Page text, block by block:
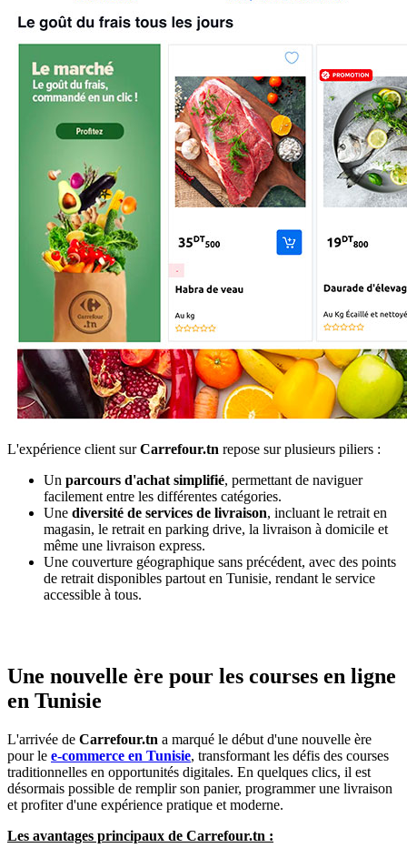
L'expérience client surCarrefour.tn repose sur plusieurs piliers :
Un parcours d'achat simplifié, permettant de naviguer
facilement entre les différentes catégories.
Une diversité de services de livraison, incluant le retrait en
magasin, le retrait en parking drive, la livraison à domicile et
même une livraison express.
Une couverture géographique sans précédent, avec des points
de retrait disponibles partout en Tunisie, rendant le service
accessible à tous.
Une nouvelle ère pour les courses en ligne
en Tunisie
L'arrivée de Carrefour.tn a marqué le début d'une nouvelle ère
pour le e-commerce en Tunisie, transformant les défis des courses
traditionnelles en opportunités digitales. En quelques clics, il est
désormais possible de remplir son panier, programmer une livraison
et profiter d'une expérience pratique et moderne.
Les avantages principaux de Carrefour.tn :